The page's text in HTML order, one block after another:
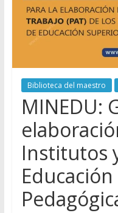
Biblioteca del maestro
MINEDU:
Institutos